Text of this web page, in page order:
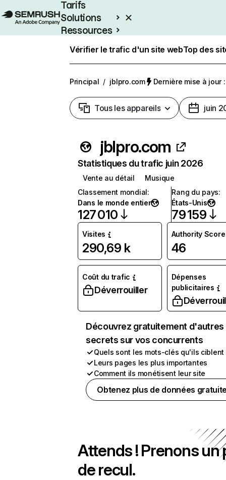
Tarifs
Solutions
Ressources
Vérifier le trafic d'un site webTop des
Principal / jblpro.com Dernière mise à jour
Tous les appareils juin
jblpro.com
Statistiques du trafic juin 2026
Vente au détail
Musique
Classement mondial:
Dans le monde entier
127 010
Rang du pays:
États-Unis
79 159
Visites
290,69 k
Authority Score
46
Coût du trafic
Déverrouiller
Dépenses
publicitaires
Découvrez gratuitement d'autres
secrets sur vos concurrents
Quels sont les mots-clés qu'ils ciblent
Leurs pages les plus importantes
Comment ils monétisent leur site
Obtenez plus de données
Attends ! Prenons un
de recul.